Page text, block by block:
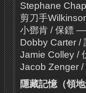
Stephane
剪刀手
小鄧肯 / 保鏢
Dobby Carter
Jamie Colley /
Jacob Zenger
隱藏記憶（領地